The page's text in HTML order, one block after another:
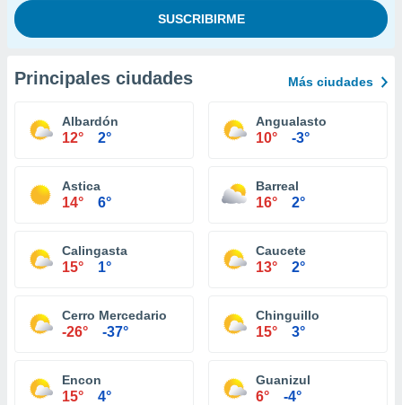
Principales ciudades Más ciudades
Albardón
12° 2°
Angualasto
10° -3°
Astica
14° 6°
Barreal
16° 2°
Calingasta
15° 1°
Caucete
13° 2°
Cerro Mercedario
-26° -37°
Chinguillo
15° 3°
Encon
15° 4°
Guanizul
6° -4°